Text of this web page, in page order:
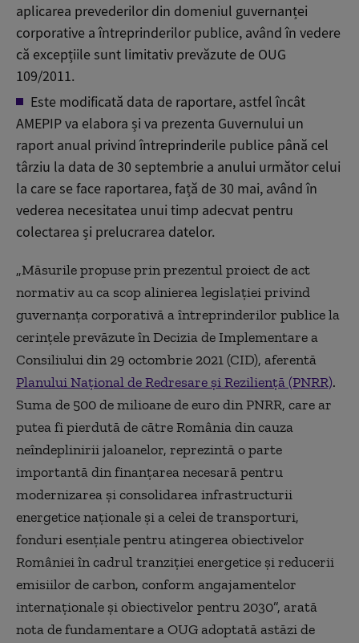
aplicarea prevederilor din domeniul guvernanței
corporative a întreprinderilor publice, având în vedere
că excepțiile sunt limitativ prevăzute de OUG
109/2011.
Este modificată data de raportare, astfel încât
AMEPIP va elabora și va prezenta Guvernului un
raport anual privind întreprinderile publice până cel
târziu la data de 30 septembrie a anului următor celui
la care se face raportarea, față de 30 mai, având în
vederea necesitatea unui timp adecvat pentru
colectarea și prelucrarea datelor.
„Măsurile propuse prin prezentul proiect de act
normativ au ca scop alinierea legislației privind
guvernanța corporativă a întreprinderilor publice la
cerințele prevăzute în Decizia de Implementare a
Consiliului din 29 octombrie 2021 (CID), aferentă
Planului Național de Redresare și Reziliență (PNRR).
Suma de 500 de milioane de euro din PNRR, care ar
putea fi pierdută de către România din cauza
neîndeplinirii jaloanelor, reprezintă o parte
importantă din finanțarea necesară pentru
modernizarea și consolidarea infrastructurii
energetice naționale și a celei de transporturi,
fonduri esențiale pentru atingerea obiectivelor
României în cadrul tranziției energetice și reducerii
emisiilor de carbon, conform angajamentelor
internaționale și obiectivelor pentru 2030”, arată
nota de fundamentare a OUG adoptată astăzi de